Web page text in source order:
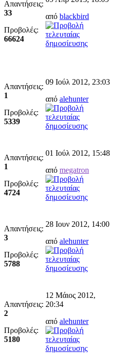
Απαντήσεις:
33
Προβολές:
66624
από blackbird
Απαντήσεις:
1
Προβολές:
5339
09 Ιούλ 2012, 23:03
από alehunter
Απαντήσεις:
1
Προβολές:
4724
01 Ιούλ 2012, 15:48
από megatron
Απαντήσεις:
3
Προβολές:
5788
28 Ιουν 2012, 14:00
από alehunter
Απαντήσεις:
2
Προβολές:
5180
12 Μάιος 2012,
20:34
από alehunter